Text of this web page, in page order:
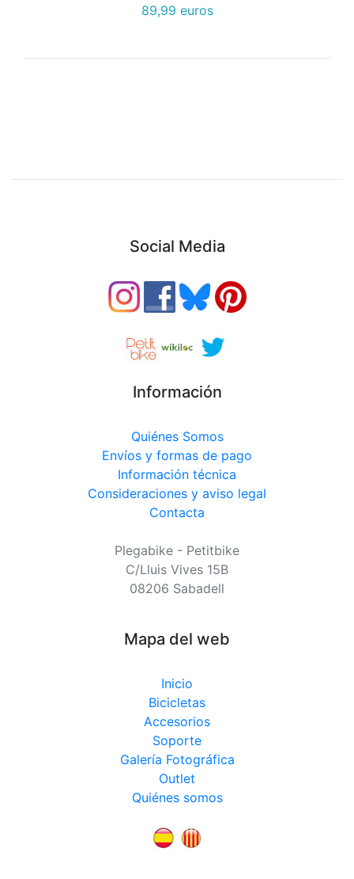
89,99 euros
Social Media
Información
Quiénes Somos
Envíos y formas de pago
Información técnica
Consideraciones y aviso legal
Contacta
Plegabike - Petitbike
C/Lluis Vives 15B
08206 Sabadell
Mapa del web
Inicio
Bicicletas
Accesorios
Soporte
Galería Fotográfica
Outlet
Quiénes somos